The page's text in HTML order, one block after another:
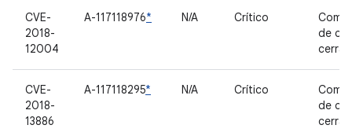
CVE-
2018-
12004
A-117118976* N/A Crítico
de
CVE-
2018-
13886
A-117118295* N/A Crítico
de